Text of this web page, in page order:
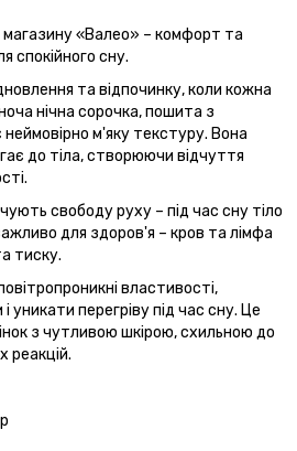
магазину «Валео» – комфорт та
спокійного сну.
та відпочинку, коли кожна
нічна сорочка, пошита з
неймовірно м'яку текстуру. Вона
до тіла, створюючи відчуття
свободу руху – під час сну тіло
для здоров'я – кров та лімфа
тиску.
властивості,
уникати перегріву під час сну. Це
з чутливою шкірою, схильною до
реакцій.